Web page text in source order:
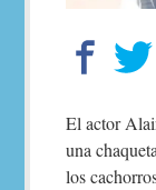
El actor
una
los